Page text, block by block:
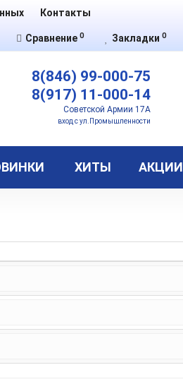
Контакты
Сравнение 0 Закладки 0
8(846) 99-000-75
8(917) 11-000-14
Советской Армии 17А
вход с ул.Промышленности
ХИТЫ АКЦИИ